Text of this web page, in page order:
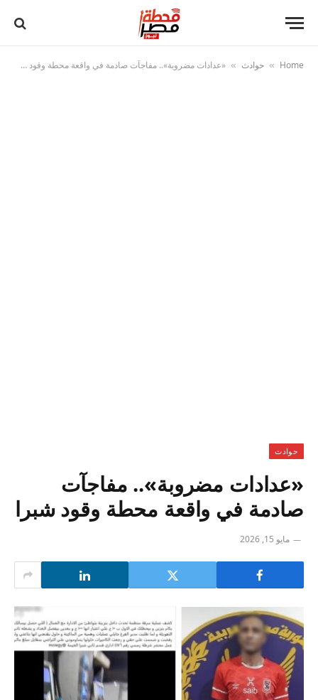
Home
» حوادث » «عدادات مضروبة».. مفاجآت صادمة في واقعة محطة وقود شبرا
حوادث
«عدادات مضروبة».. مفاجآت
صادمة في واقعة محطة وقود شبرا
مايو 15, 2026